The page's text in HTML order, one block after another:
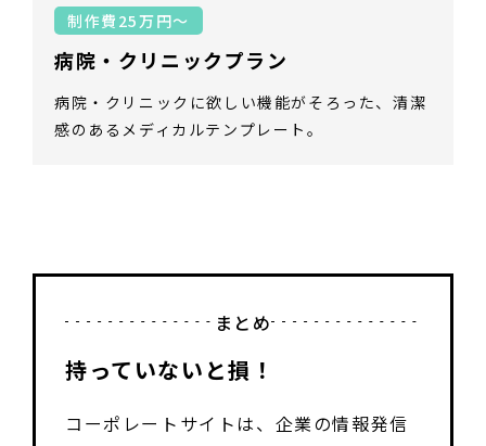
制作費25万円～
病院・クリニックプラン
病院・クリニックに欲しい機能がそろった、清潔
感のあるメディカルテンプレート。
まとめ
持っていないと損！
コーポレートサイトは、企業の情報発信